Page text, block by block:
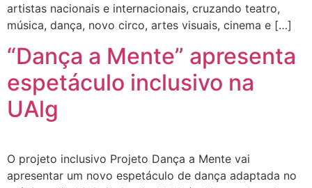
artistas nacionais e internacionais, cruzando teatro,
música, dança, novo circo, artes visuais, cinema e […]
“Dança a Mente” apresenta
espetáculo inclusivo na
UAlg
O projeto inclusivo Projeto Dança a Mente vai
apresentar um novo espetáculo de dança adaptada no